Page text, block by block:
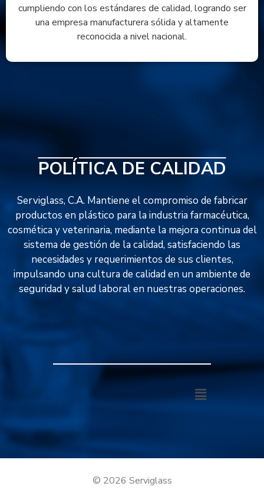
cumpliendo con los estándares de calidad, logrando ser
una empresa manufacturera sólida y altamente
reconocida a nivel nacional.
POLÍTICA DE CALIDAD
Serviglass, C.A. Mantiene el compromiso de fabricar
productos en plástico para la industria farmacéutica,
cosmética y veterinaria, mediante la mejora continua del
sistema de gestión de la calidad, satisfaciendo las
necesidades y requerimientos de sus clientes,
impulsando una cultura de calidad en un ambiente de
seguridad y salud laboral en nuestras operaciones.
© 2026 Serviglass